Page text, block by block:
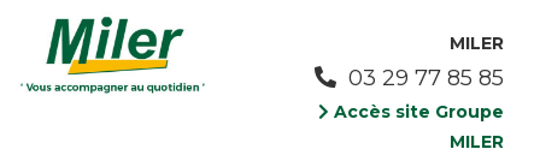
MILER
03 29 77 85 85
Accès site Groupe
MILER
Panneau de gestion des cookies